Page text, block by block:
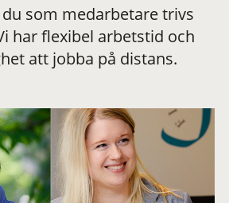
som medarbetare trivs
har flexibel arbetstid och
att jobba på distans.